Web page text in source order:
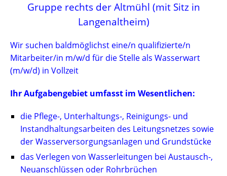
Gruppe rechts der Altmühl (mit Sitz in
Langenaltheim)
Wir suchen baldmöglichst eine/n qualifizierte/n
Mitarbeiter/in m/w/d für die Stelle als Wasserwart
(m/w/d) in Vollzeit
Ihr Aufgabengebiet umfasst im Wesentlichen:
die Pflege-, Unterhaltungs-, Reinigungs- und
Instandhaltungsarbeiten des Leitungsnetzes sowie
der Wasserversorgungsanlagen und Grundstücke
das Verlegen von Wasserleitungen bei Austausch-,
Neuanschlüssen oder Rohrbrüchen